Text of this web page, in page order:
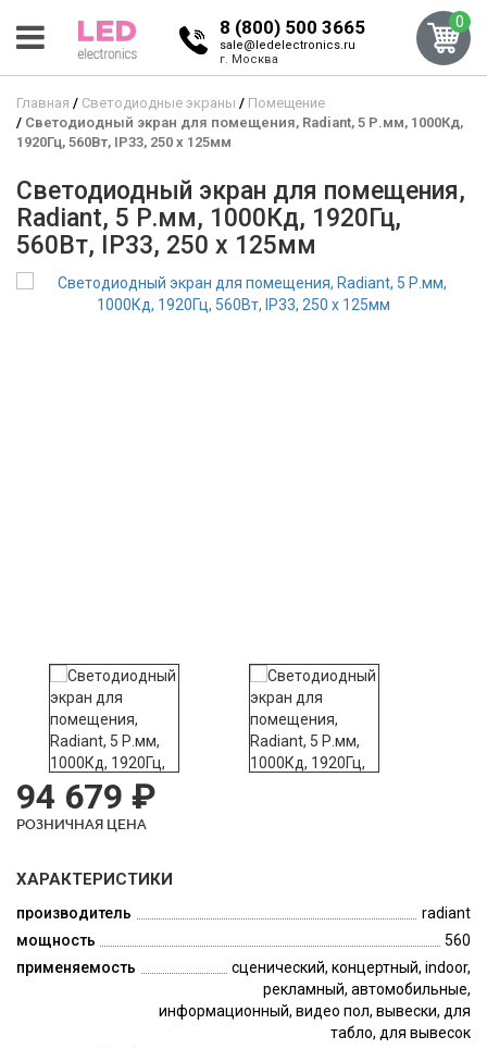
8 (800) 500 3665
sale@ledelectronics.ru
г. Москва
0
Главная Светодиодные экраны
Помещение
Светодиодный экран для помещения, Radiant, 5 Р.мм, 1000Кд,
1920Гц, 560Вт, IP33, 250 x 125мм
Светодиодный экран для помещения,
Radiant, 5 Р.мм, 1000Кд, 1920Гц,
560Вт, IP33, 250 x 125мм
94 679 ₽
РОЗНИЧНАЯ ЦЕНА
ХАРАКТЕРИСТИКИ
производитель
radiant
мощность
560
применяемость
сценический, концертный, indoor,
рекламный, автомобильные,
информационный, видео пол, вывески, для
табло, для вывесок